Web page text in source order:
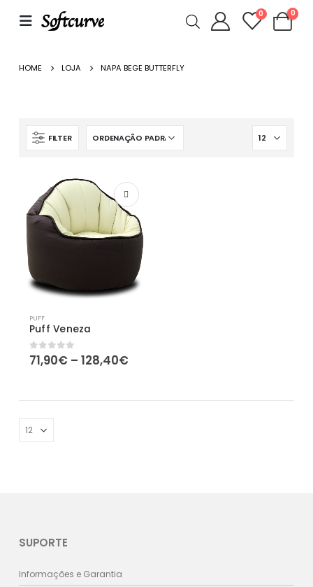
0 0
HOME LOJA NAPA BEGE BUTTERFLY
FILTER
PUFF
Puff Veneza
0out of 5
71,90€ – 128,40€Price
128,40€
SUPORTE
Informações e Garantia